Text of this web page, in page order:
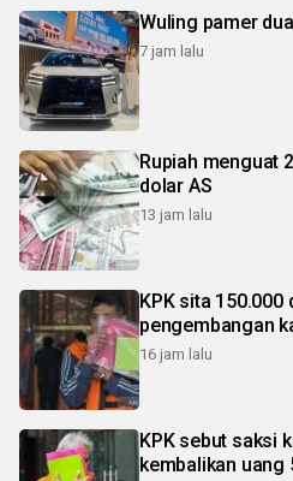
Wuling pamer
7 jam lalu
Rupiah menguat
dolar AS
13 jam lalu
KPK sita 150.000
pengembangan
16 jam lalu
KPK sebut saksi
kembalikan uang